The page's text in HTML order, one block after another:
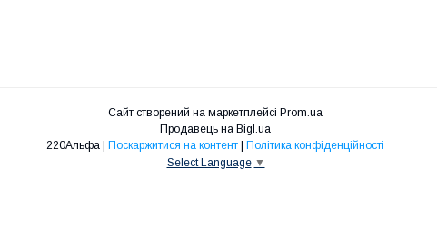
Сайт створений на маркетплейсі Prom.ua
Продавець на Bigl.ua
Поскаржитися на контент
Політика конфіденційності
Select Language ▼